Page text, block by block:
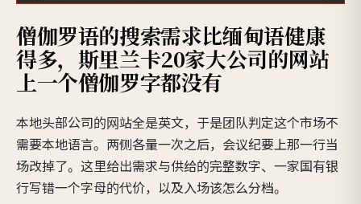
僧伽罗语的搜索需求比缅甸语健康
得多，斯里兰卡20家大公司的网站
上一个僧伽罗字都没有
本地头部公司的网站全是英文，于是团队判定这个市场不
需要本地语言。两侧各量一次之后，会议纪要上那一行当
场改掉了。这里给出需求与供给的完整数字、一家国有银
行写错一个字母的代价，以及入场该怎么分档。